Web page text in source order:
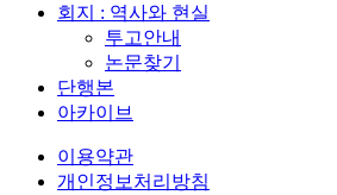
회지 : 역사와 현실
투고안내
논문찾기
단행본
아카이브
이용약관
개인정보처리방침